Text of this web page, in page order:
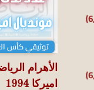
توثيقي كأس
الأهرام
اميركا 1994